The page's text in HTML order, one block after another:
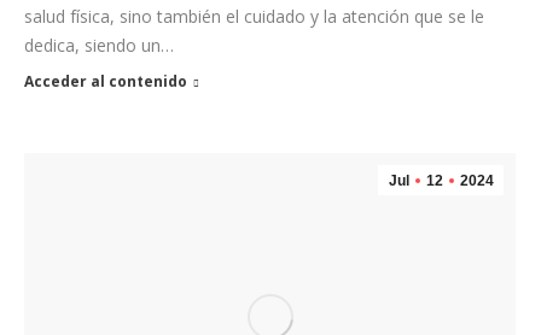
salud física, sino también el cuidado y la atención que se le
dedica, siendo un…
Acceder al contenido
Jul 12 2024